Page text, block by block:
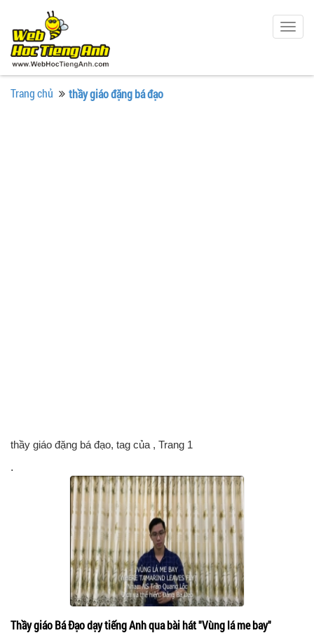
Trang chủ thầy giáo đặng bá đạo
thầy giáo đặng bá đạo, tag của , Trang 1
.
Thầy giáo Bá Đạo dạy tiếng Anh qua bài hát "Vùng lá me bay"